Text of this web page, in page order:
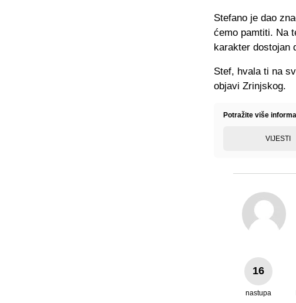
Stefano je dao
ćemo pamtiti. Na
karakter dostojan
Stef, hvala ti na
objavi Zrinjskog.
Potražite više
VIJESTI
16
nastupa